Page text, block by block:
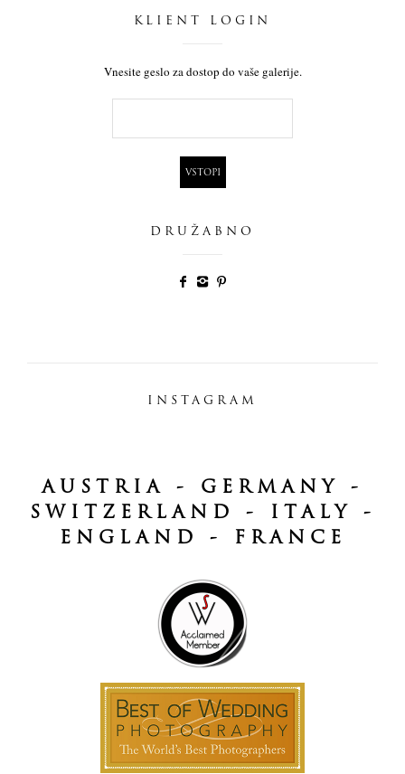
KLIENT LOGIN
Vnesite geslo za dostop do vaše galerije.
DRUŽABNO
INSTAGRAM
AUSTRIA - GERMANY -
SWITZERLAND - ITALY -
ENGLAND - FRANCE